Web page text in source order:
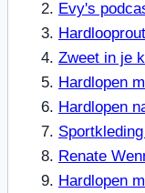
Evy's
Zweet in je
Hardlopen
Hardlopen
Renate
Hardlopen